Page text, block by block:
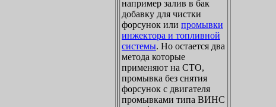
например залив в бак
добавку для чистки
форсунок или промывки
инжектора и топливной
системы. Но остается два
метода которые
применяют на СТО,
промывка без снятия
форсунок с двигателя
промывками типа ВИНС